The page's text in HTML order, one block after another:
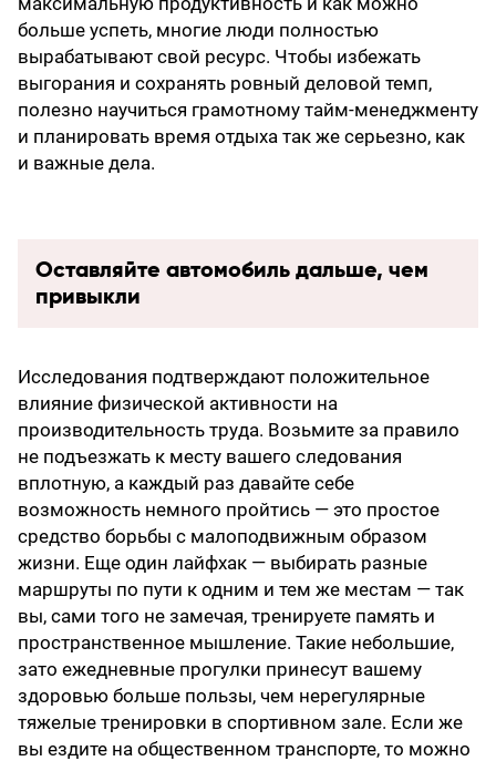
больше успеть, многие люди полностью
вырабатывают свой ресурс. Чтобы избежать
выгорания и сохранять ровный деловой темп,
полезно научиться грамотному тайм-менеджменту
и планировать время отдыха так же серьезно, как
и важные дела.
Оставляйте автомобиль дальше, чем
привыкли
Исследования подтверждают положительное
влияние физической активности на
производительность труда. Возьмите за правило
не подъезжать к месту вашего следования
вплотную, а каждый раз давайте себе
возможность немного пройтись — это простое
средство борьбы с малоподвижным образом
жизни. Еще один лайфхак — выбирать разные
маршруты по пути к одним и тем же местам — так
вы, сами того не замечая, тренируете память и
пространственное мышление. Такие небольшие,
зато ежедневные прогулки принесут вашему
здоровью больше пользы, чем нерегулярные
тяжелые тренировки в спортивном зале. Если же
вы ездите на общественном транспорте, то можно